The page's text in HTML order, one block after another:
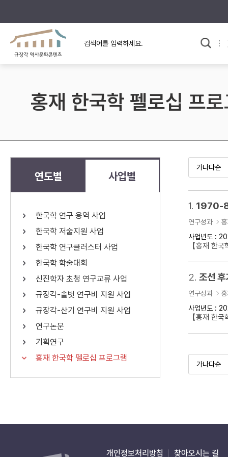
규장각의 어제와 오늘
규장각 소개영상
사료와 문학으로 본
고대
고려
조선 후기
근대
검색 연산자 사용안내
연산자
AND
OR 정조 OR 정약용 “정조” 또는 “
료를 검색
홍재 한국학 펠로십 프
연도별 사업별
한국학 연구 용역 사업
한국학 저술지원 사업
한국학 연구클러스터 사업
한국학 학술대회
신진학자 초청 연구교류 사업
규장각-솔벗 연구비 지원 사업
규장각-산기 연구비 지원 사업
연구논문
기획연구
홍재 한국학 펠로십 프로그램
1. 1970-
연구성과
사업년도 :
【홍재 한
2. 조선 후
연구성과
사업년도 :
【홍재
개인정보처리방침 찾아오시는 길